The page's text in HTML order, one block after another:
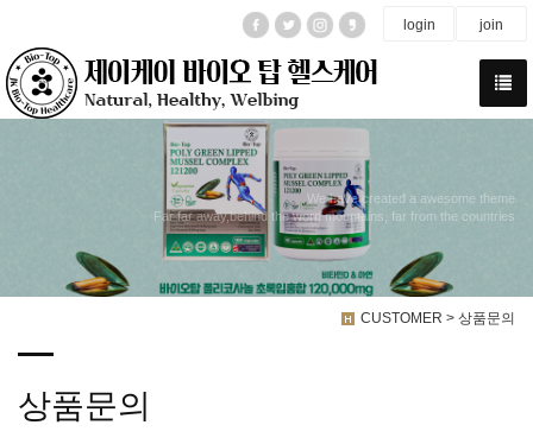
login join
We have created a awesome theme
Far far away,behind the word mountains, far from the countries
CUSTOMER > 상품문의
상품문의